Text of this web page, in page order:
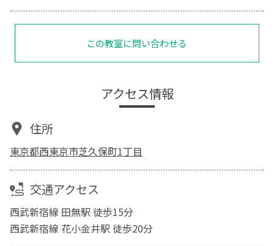
この教室に問い合わせる
アクセス情報
住所
東京都西東京市芝久保町1丁目
交通アクセス
西武新宿線 田無駅 徒歩15分
西武新宿線 花小金井駅 徒歩20分